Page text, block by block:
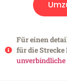
Für einen
für die
unverbindliche